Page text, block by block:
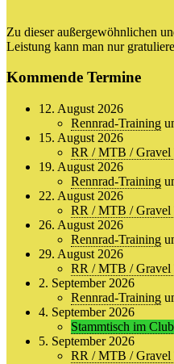
Zu dieser außergewöhnlichen
Leistung kann man nur
Kommende Termine
12. August 2026
Rennrad-Training
15. August 2026
RR / MTB / Gravel
19. August 2026
Rennrad-Training
22. August 2026
RR / MTB / Gravel
26. August 2026
Rennrad-Training
29. August 2026
RR / MTB / Gravel
2. September 2026
Rennrad-Training
4. September 2026
Stammtisch im
5. September 2026
RR / MTB / Gravel